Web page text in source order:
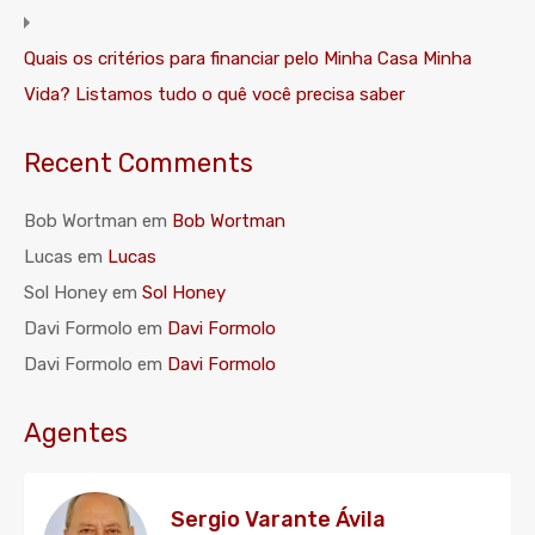
Quais os critérios para financiar pelo Minha Casa Minha
Vida? Listamos tudo o quê você precisa saber
Recent Comments
Bob Wortman em Bob Wortman
Lucas em Lucas
Sol Honey em Sol Honey
Davi Formolo em Davi Formolo
Davi Formolo em Davi Formolo
Agentes
Sergio Varante Ávila